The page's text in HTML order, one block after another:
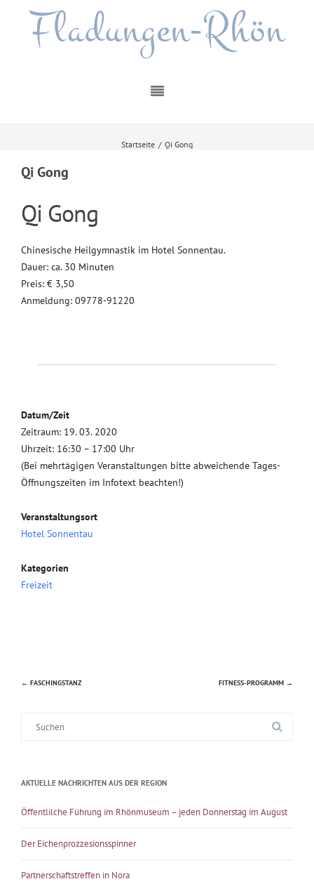
Fladungen-Rhön
Startseite / Qi Gong
Qi Gong
Qi Gong
Chinesische Heilgymnastik im Hotel Sonnentau.
Dauer: ca. 30 Minuten
Preis: € 3,50
Anmeldung: 09778-91220
Datum/Zeit
Zeitraum: 19. 03. 2020
Uhrzeit: 16:30 – 17:00 Uhr
(Bei mehrtägigen Veranstaltungen bitte abweichende Tages-
Öffnungszeiten im Infotext beachten!)
Veranstaltungsort
Hotel Sonnentau
Kategorien
Freizeit
Beitragsnavigation
← FASCHINGSTANZ FITNESS-PROGRAMM →
AKTUELLE NACHRICHTEN AUS DER REGION
Öffentlilche Führung im Rhönmuseum – jeden Donnerstag im August
Der Eichenprozzesionsspinner
Partnerschaftstreffen in Nora